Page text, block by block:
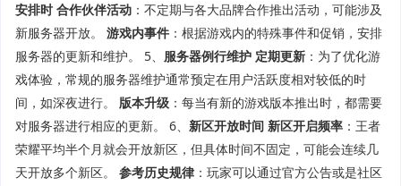
安排时 合作伙伴活动 ：不定期与各大品牌合作推出活动，可能涉及
新服务器开放。 游戏内事件 ：根据游戏内的特殊事件和促销，安排
服务器的更新和维护。 5、 服务器例行维护 定期更新 ：为了优化游
戏体验，常规的服务器维护通常预定在用户活跃度相对较低的时
间，如深夜进行。 版本升级 ：每当有新的游戏版本推出时，都需要
对服务器进行相应的更新。 6、 新区开放时间 新区开启频率 ：王者
荣耀平均半个月就会开放新区，但具体时间不固定，可能会连续几
天开放多个新区。 参考历史规律：玩家可以通过官方公告或是社区